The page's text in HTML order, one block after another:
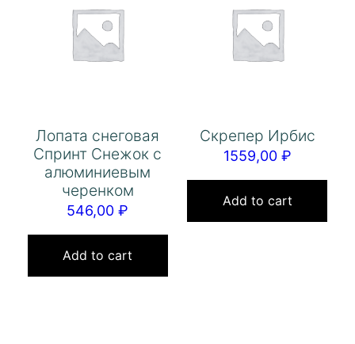
Лопата снеговая
Спринт Снежок с
алюминиевым
черенком
546,00₽
Add to cart
Скрепер Ирбис
1559,00 ₽
Add to cart